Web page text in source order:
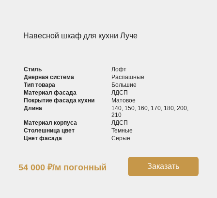
Навесной шкаф для кухни Луче
Стиль
Лофт
Дверная система
Распашные
Тип товара
Большие
Материал фасада
ЛДСП
Покрытие фасада кухни
Матовое
Длина
140, 150, 160, 170, 180, 200,
210
Материал корпуса
ЛДСП
Столешница цвет
Темные
Цвет фасада
Серые
54 000₽/м погонный Заказать